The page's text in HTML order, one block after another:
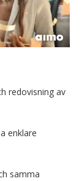
redovisning av
enklare
samma